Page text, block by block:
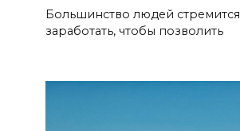
Большинство людей стремится
заработать, чтобы позволить